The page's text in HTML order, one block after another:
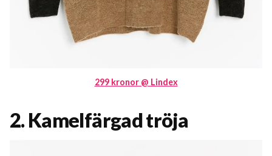
299 kronor @ Lindex
2. Kamelfärgad tröja